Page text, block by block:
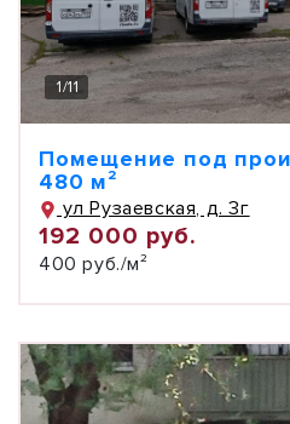
1/11
Помещение под
480 м²
ул Рузаевская, д. 3г
192 000 руб.
400 руб./м²